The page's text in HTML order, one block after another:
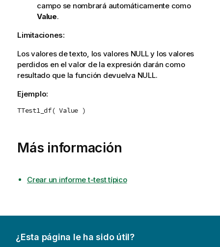
campo se nombrará automáticamente como
Value.
Limitaciones:
Los valores de texto, los valores NULLy los valores
perdidos en el valor de la expresión darán como
resultado que la función devuelva NULL.
Ejemplo:
TTest1_df( Value )
Más información
Crear un informe t-test típico
¿Esta página le ha sido útil?